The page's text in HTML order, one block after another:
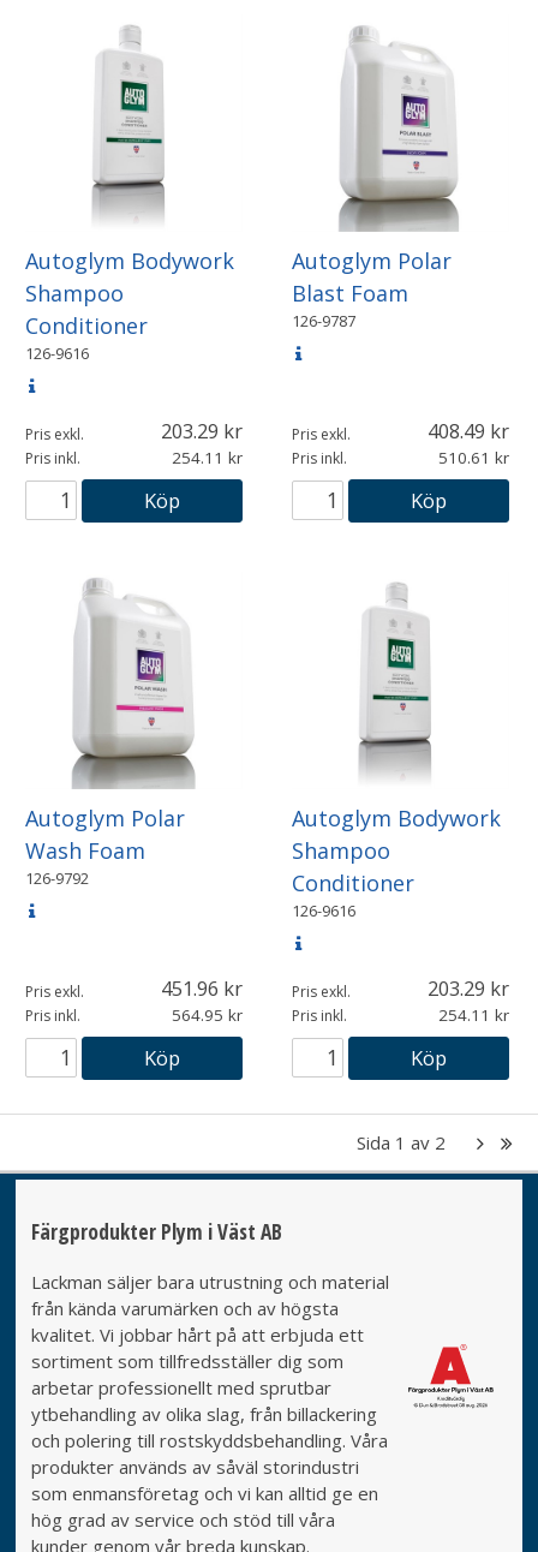
Autoglym Bodywork
Shampoo
Conditioner
126-9616
Pris exkl. 203.29
Pris inkl. 254.11
Köp
Autoglym Polar
Blast Foam
126-9787
Pris exkl. 408.49
Pris inkl. 510.61
Köp
Autoglym Polar
Wash Foam
126-9792
Pris exkl. 451.96
Pris inkl. 564.95
Köp
Autoglym Bodywork
Shampoo
Conditioner
126-9616
Pris exkl. 203.29
Pris inkl. 254.11
Köp
Sida 1 av 2
Färgprodukter Plym i Väst AB
Lackman säljer bara utrustning och material
från kända varumärken och av högsta
kvalitet. Vi jobbar hårt på att erbjuda ett
sortiment som tillfredsställer dig som
arbetar professionellt med sprutbar
ytbehandling av olika slag, från billackering
och polering till rostskyddsbehandling. Våra
produkter används av såväl storindustri
som enmansföretag och vi kan alltid ge en
hög grad av service och stöd till våra
kunder genom vår breda kunskap.